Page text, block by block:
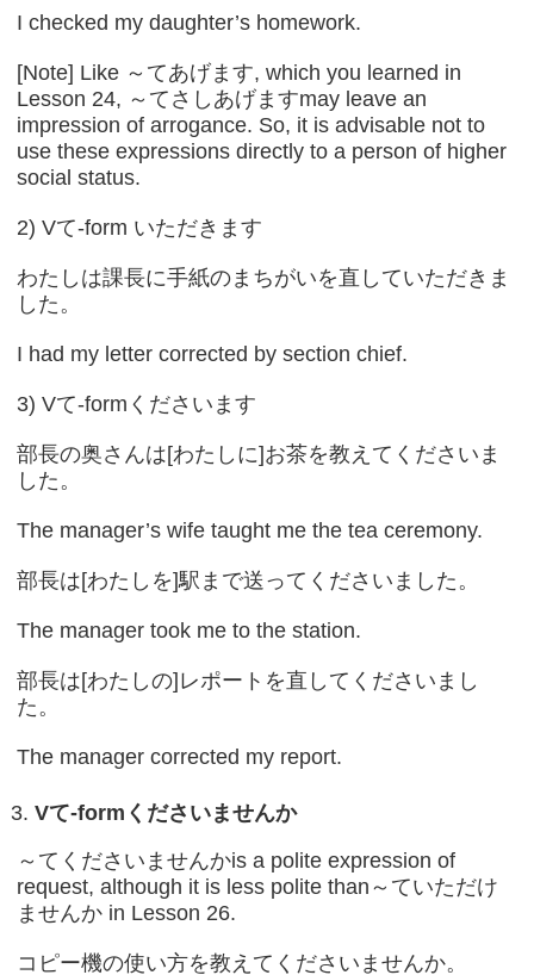
I checked my daughter’s homework.
[Note] Like ～てあげます, which you learned in
Lesson 24, ～てさしあげますmay leave an
impression of arrogance. So, it is advisable not to
use these expressions directly to a person of higher
social status.
2) Vて-form いただきます
わたしは課長に手紙のまちがいを直していただきま
した。
I had my letter corrected by section chief.
3) Vて-formくださいます
部長の奥さんは[わたしに]お茶を教えてくださいま
した。
The manager’s wife taught me the tea ceremony.
部長は[わたしを]駅まで送ってくださいました。
The manager took me to the station.
部長は[わたしの]レポートを直してくださいまし
た。
The manager corrected my report.
Vて-form くださいませんか
～てくださいませんかis a polite expression of
request, although it is less polite than～ていただけ
ませんか in Lesson 26.
コピー機の使い方を教えてくださいませんか。